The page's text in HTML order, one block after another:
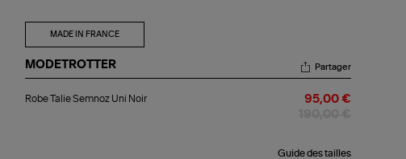
MADE IN FRANCE
MODETROTTER
Talie
Partager
Robe Talie Semnoz Uni Noir 95,00 €
Guide des tailles